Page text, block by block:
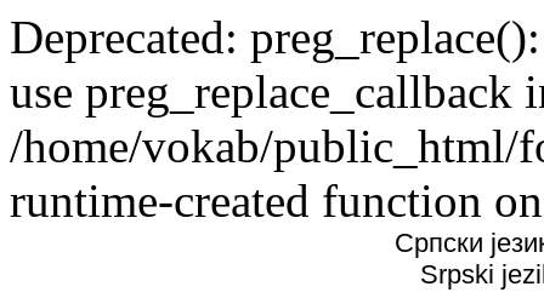
Deprecated:
use preg_replace_callback
/home/vokab/public_html/
runtime-created function
Српски
Srpski